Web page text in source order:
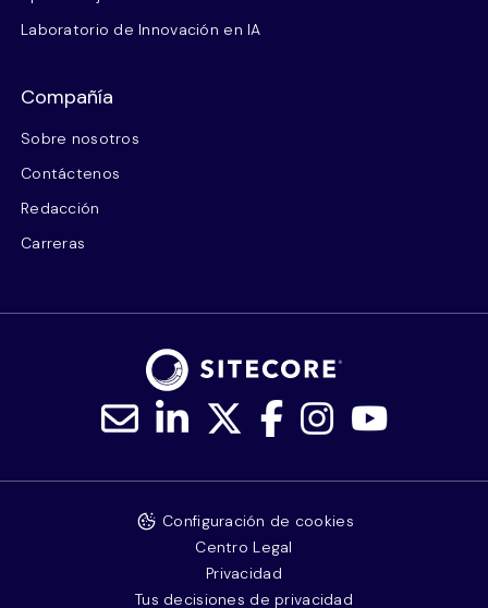
Laboratorio de Innovación en IA
Compañía
Sobre nosotros
Contáctenos
Redacción
Carreras
Configuración de cookies
Centro Legal
Privacidad
Tus decisiones de privacidad